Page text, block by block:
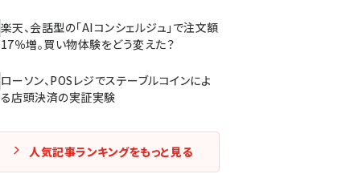
楽天、会話型の「AIコンシェルジュ」で注文額
17％増。買い物体験をどう変えた？
ローソン、POSレジでステーブルコインによ
る店頭決済の実証実験
人気記事ランキングをもっと見る